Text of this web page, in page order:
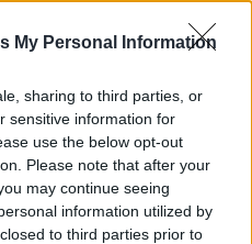
My Personal Information
sharing to third parties, or
sensitive information for
use the below opt-out
Please note that after your
may continue seeing
information utilized by
to third parties prior to